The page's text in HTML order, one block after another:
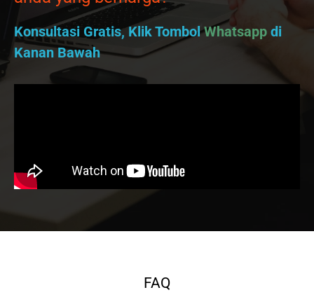
Konsultasi Gratis, Klik TombolWhatsapp di
Kanan Bawah
FAQ